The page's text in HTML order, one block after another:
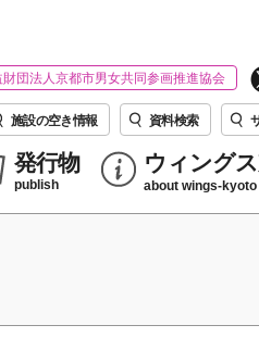
団法人京都市男女共同参画推進協会
施設の空き情報 資料検索
発行物
publish
ウィング
about wings-kyoto